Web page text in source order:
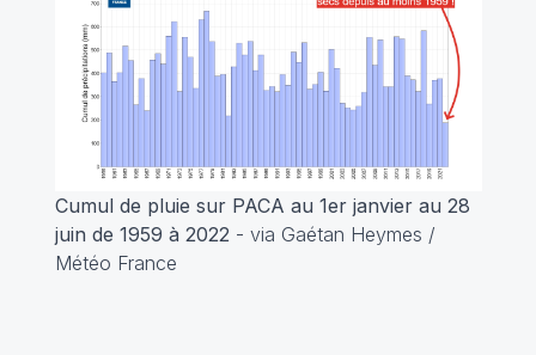
Cumul de pluie sur PACA au 1er janvier au 28
juin de 1959 à 2022 - via Gaétan Heymes /
Météo France